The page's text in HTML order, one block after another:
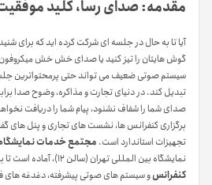
مقدمه: صدای رسا، کلید
آیا تا به حال در جلسه ای شرکت کرده اید که برای
گوش هایتان را تیز کنید یا صدای خش خش میکروفون
سیستم صوتی ضعیف می تواند حتی پرمحتواترین
تبدیل کند. در دنیای تجارت و مذاکره، وضوح صدا
صدای شما را شفاف نشنود، پیام شما را دریافت
برگزاری کنفرانس ها، نشست های تجاری و پنل های
تجهیزات استاندارد است. مجتمع خدمات
نمایشگاه بین المللی تهران (سالن ۱۲)، آماده است تا با ارائه خدمات
کنفرانسو سیستم های صوتی پیشرفته، دغدغه های